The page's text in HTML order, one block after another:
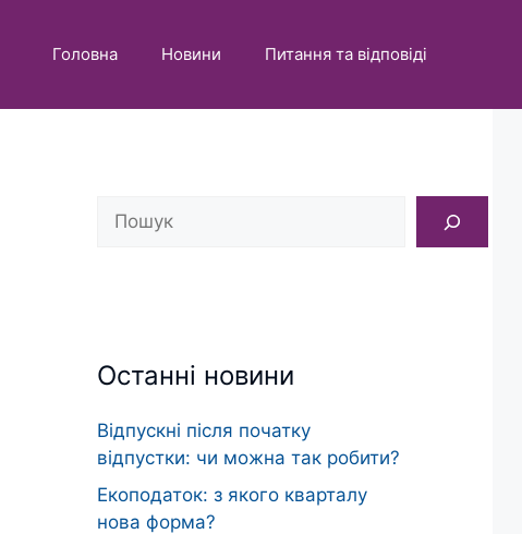
Головна Новини Питання та відповіді
Пошук
Останні новини
Відпускні після початку
відпустки: чи можна так робити?
Екоподаток: з якого кварталу
нова форма?